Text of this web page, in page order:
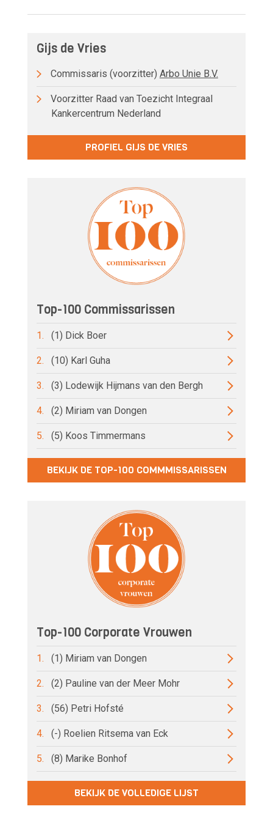
Gijs de Vries
Commissaris (voorzitter) Arbo Unie B.V.
Voorzitter Raad van Toezicht Integraal
Kankercentrum Nederland
PROFIEL GIJS DE VRIES
Top-100 Commissarissen
1. (1) Dick Boer
2. (10) Karl Guha
3. (3) Lodewijk Hijmans van den Bergh
4. (2) Miriam van Dongen
5. (5) Koos Timmermans
BEKIJK DE TOP-100 COMMMISSARISSEN
Top-100 Corporate Vrouwen
1. (1) Miriam van Dongen
2. (2) Pauline van der Meer Mohr
3. (56) Petri Hofsté
4. (-) Roelien Ritsema van Eck
5. (8) Marike Bonhof
BEKIJK DE VOLLEDIGE LIJST